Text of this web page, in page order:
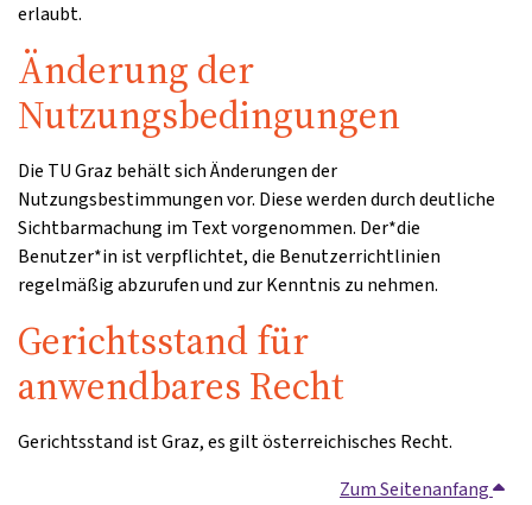
erlaubt.
Änderung der
Nutzungsbedingungen
Die TU Graz behält sich Änderungen der
Nutzungsbestimmungen vor. Diese werden durch deutliche
Sichtbarmachung im Text vorgenommen. Der*die
Benutzer*in ist verpflichtet, die Benutzerrichtlinien
regelmäßig abzurufen und zur Kenntnis zu nehmen.
Gerichtsstand für
anwendbares Recht
Gerichtsstand ist Graz, es gilt österreichisches Recht.
Zum Seitenanfang